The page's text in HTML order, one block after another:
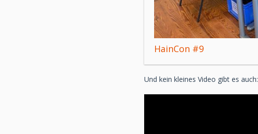
HainCon #9
Und kein kleines Video gibt es auch: